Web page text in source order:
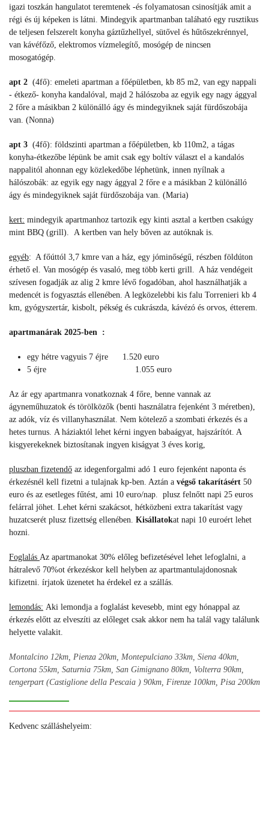
igazi toszkán hangulatot teremtenek -és folyamatosan csinosítják amit a
régi és új képeken is látni. Mindegyik apartmanban taláható egy rusztikus
de teljesen felszerelt konyha gáztűzhellyel, sütővel és hűtőszekrénnyel,
van kávéfőző, elektromos vízmelegítő, mosógép de nincsen
mosogatógép.
apt 2 (4fő): emeleti apartman a főépületben, kb 85 m2, van egy nappali
- étkező- konyha kandalóval, majd 2 hálószoba az egyik egy nagy ággyal
2 főre a másikban 2 különálló ágy és mindegyiknek saját fürdőszobája
van. (Nonna)
apt 3 (4fő): földszinti apartman a főépületben, kb 110m2, a tágas
konyha-étkezőbe lépünk be amit csak egy boltív választ el a kandalós
nappalitól ahonnan egy közlekedőbe léphetünk, innen nyílnak a
hálószobák: az egyik egy nagy ággyal 2 főre e a másikban 2 különálló
ágy és mindegyiknek saját fürdőszobája van. (Maria)
kert: mindegyik apartmanhoz tartozik egy kinti asztal a kertben csakúgy
mint BBQ (grill). A kertben van hely bőven az autóknak is.
egyéb: A főúttól 3,7 kmre van a ház, egy jóminőségű, részben földúton
érhető el. Van mosógép és vasaló, meg több kerti grill. A ház vendégeit
szívesen fogadják az alig 2 kmre lévő fogadóban, ahol használhatják a
medencét is fogyasztás ellenében. A legközelebbi kis falu Torrenieri kb 4
km, gyógyszertár, kisbolt, pékség és cukrászda, kávézó és orvos, étterem.
apartmanárak 2025-ben :
egy hétre vagyuis 7 éjre 1.520 euro
5 éjre 1.055 euro
Az ár egy apartmanra vonatkoznak 4 főre, benne vannak az
ágyneműhuzatok és törölközők (benti használatra fejenként 3 méretben),
az adók, víz és villanyhasználat. Nem kötelező a szombati érkezés és a
hetes turnus. A háziaktól lehet kérni ingyen babaágyat, hajszárítót. A
kisgyerekeknek biztosítanak ingyen kiságyat 3 éves korig,
pluszban fizetendő az idegenforgalmi adó 1 euro fejenként naponta és
érkezésnél kell fizetni a tulajnak kp-ben. Aztán a végső takarításért 50
euro és az esetleges fűtést, ami 10 euro/nap. plusz felnőtt napi 25 euros
felárral jöhet. Lehet kérni szakácsot, hétközbeni extra takarítást vagy
huzatcserét plusz fizettség ellenében. Kisállatokat napi 10 euroért lehet
hozni.
Foglalás Az apartmanokat 30% előleg befizetésével lehet lefoglalni, a
hátralevő 70%ot érkezéskor kell helyben az apartmantulajdonosnak
kifizetni. írjatok üzenetet ha érdekel ez a szállás.
lemondás: Aki lemondja a foglalást kevesebb, mint egy hónappal az
érkezés előtt az elveszíti az előleget csak akkor nem ha talál vagy találunk
helyette valakit.
Montalcino 12km, Pienza 20km, Montepulciano 33km, Siena 40km,
Cortona 55km, Saturnia 75km, San Gimignano 80km, Volterra 90km,
tengerpart (Castiglione della Pescaia ) 90km, Firenze 100km, Pisa 200km
Kedvenc szálláshelyeim: